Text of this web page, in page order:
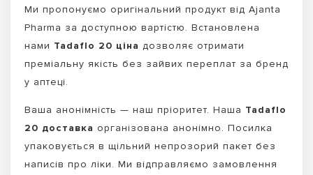
Ми пропонуємо оригінальний продукт від Ajanta
Pharma за доступною вартістю. Встановлена
нами Tadaflo 20 ціна дозволяє отримати
преміальну якість без зайвих переплат за бренд
у аптеці.
Ваша анонімність — наш пріоритет. Наша Tadaflo
20 доставка організована анонімно. Посилка
упаковується в щільний непрозорий пакет без
написів про ліки. Ми відправляємо замовлення